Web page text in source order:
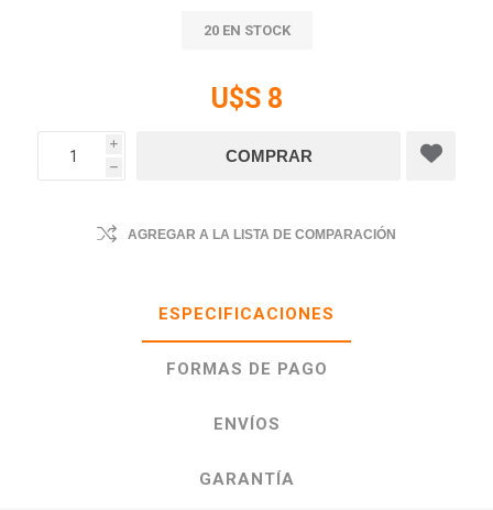
20 EN STOCK
U$S 8
i
h
AGREGAR A LA LISTA DE COMPARACIÓN
ESPECIFICACIONES
FORMAS DE PAGO
ENVÍOS
GARANTÍA